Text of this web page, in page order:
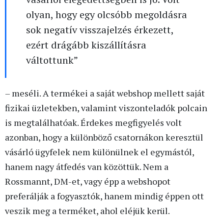
olyan, hogy egy olcsóbb megoldásra
sok negatív visszajelzés érkezett,
ezért drágább kiszállításra
váltottunk”
– meséli. A termékei a saját webshop mellett saját
fizikai üzletekben, valamint viszonteladók polcain
is megtalálhatóak. Érdekes megfigyelés volt
azonban, hogy a különböző csatornákon keresztül
vásárló ügyfelek nem különülnek el egymástól,
hanem nagy átfedés van közöttük. Nem a
Rossmannt, DM-et, vagy épp a webshopot
preferálják a fogyasztók, hanem mindig éppen ott
veszik meg a terméket, ahol eléjük kerül.